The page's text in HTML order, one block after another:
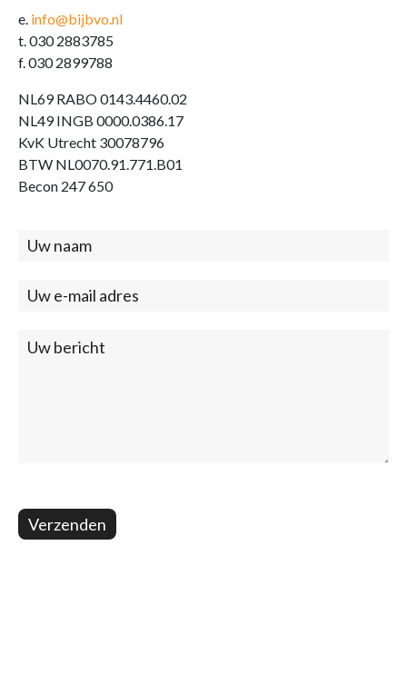
e. info@bijbvo.nl
t. 030 2883785
f. 030 2899788
NL69 RABO 0143.4460.02
NL49 INGB 0000.0386.17
KvK Utrecht 30078796
BTW NL0070.91.771.B01
Becon 247 650
Contact
Verzenden